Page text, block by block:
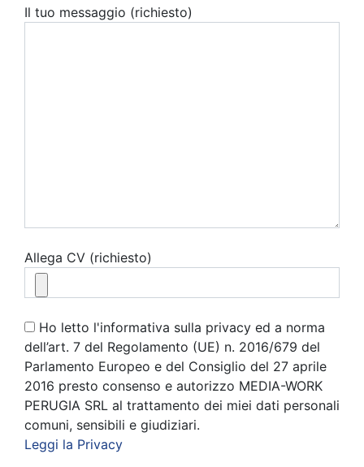
Il tuo messaggio (richiesto)
Allega CV (richiesto)
Ho letto l'informativa sulla privacy ed a norma
dell’art. 7 del Regolamento (UE) n. 2016/679 del
Parlamento Europeo e del Consiglio del 27 aprile
2016 presto consenso e autorizzo MEDIA-WORK
PERUGIA SRL al trattamento dei miei dati personali
comuni, sensibili e giudiziari.
Leggi la Privacy